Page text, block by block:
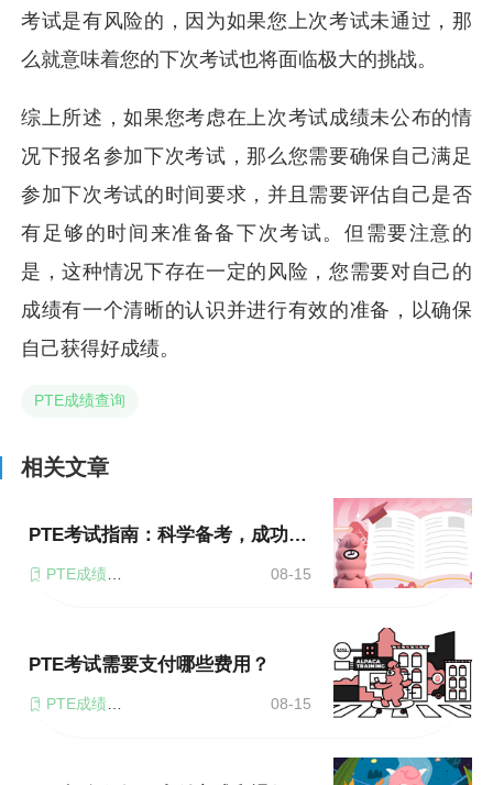
考试是有风险的，因为如果您上次考试未通过，那
么就意味着您的下次考试也将面临极大的挑战。
综上所述，如果您考虑在上次考试成绩未公布的情
况下报名参加下次考试，那么您需要确保自己满足
参加下次考试的时间要求，并且需要评估自己是否
有足够的时间来准备备下次考试。但需要注意的
是，这种情况下存在一定的风险，您需要对自己的
成绩有一个清晰的认识并进行有效的准备，以确保
自己获得好成绩。
PTE成绩查询
相关文章
PTE考试指南：科学备考，成功更轻松！
PTE成绩查询 08-15
PTE考试需要支付哪些费用？
PTE成绩查询 08-15